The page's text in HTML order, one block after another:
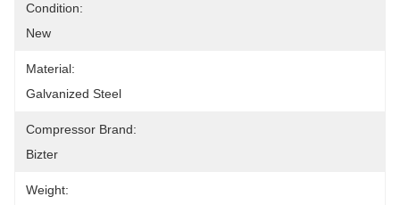
Condition:
New
Material:
Galvanized Steel
Compressor Brand:
Bizter
Weight: